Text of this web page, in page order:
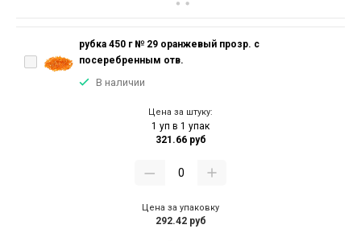
рубка 450 г № 29 оранжевый прозр. с
посеребренным отв.
В наличии
Цена за штуку:
1 уп в 1 упак
321.66 руб
Цена за упаковку
292.42 руб